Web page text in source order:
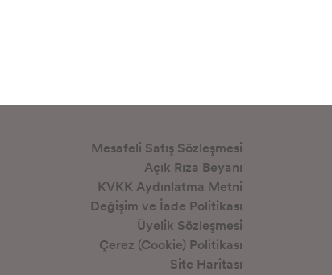
Mesafeli Satış Sözleşmesi
Açık Rıza Beyanı
KVKK Aydınlatma Metni
Değişim ve İade Politikası
Üyelik Sözleşmesi
Çerez (Cookie) Politikası
Site Haritası